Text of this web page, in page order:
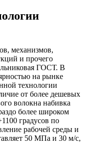
механизмов,
и прочего
ГОСТ. В
на рынке
технологии
от более дешевых
волокна набивка
более широком
градусов по
рабочей среды и
50 МПа и 30 м/с,